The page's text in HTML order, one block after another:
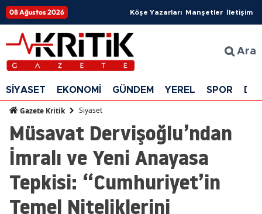
08 Ağustos 2026 Köşe Yazarları Manşetler İletişim
Ara
SİYASET EKONOMİ GÜNDEM YEREL SPOR
Gazete Kritik Siyaset
Müsavat Dervişoğlu’ndan
İmralı ve Yeni Anayasa
Tepkisi: “Cumhuriyet’in
Temel Niteliklerini